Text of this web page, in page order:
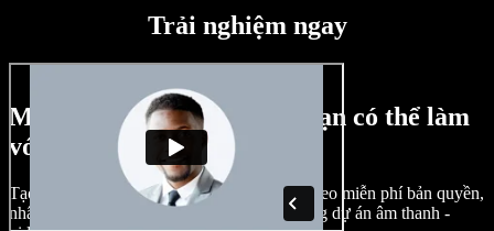
Trải nghiệm ngay
Một vài ví dụ về những gì bạn có thể làm
với Speechify Studio
Tạo lồng tiếng, chèn hình ảnh, âm thanh, video miễn phí bản quyền,
nhân bản giọng nói của bạn để tạo nên những dự án âm thanh -